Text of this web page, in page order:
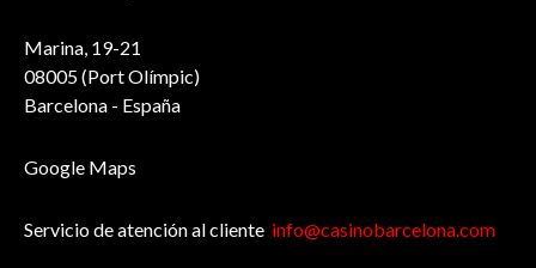
Marina, 19-21
08005 (Port Olímpic)
Barcelona - España
Google Maps
Servicio de atención al cliente info@casinobarcelona.com